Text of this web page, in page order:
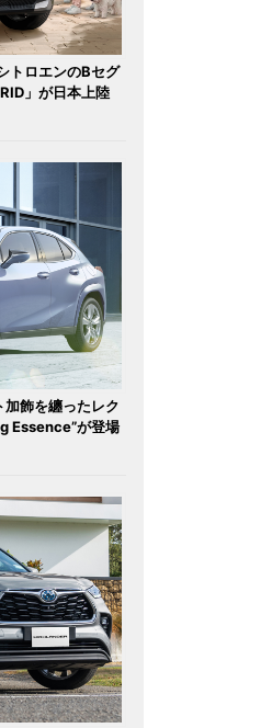
トロエンのBセグ
」が日本上陸
飾を纏ったレク
Essence”が登場